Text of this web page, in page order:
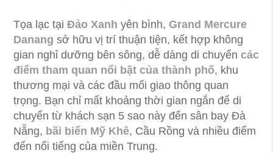
Tọa lạc tạiĐảo Xanh yên bình,Grand Mercure
Danang sở hữu vị trí thuận tiện, kết hợp không
gian nghỉ dưỡng bên sông, dễ dàng di chuyểncác
điểm tham quan nổi bật của thành phố, khu
thương mại và các đầu mối giao thông quan
trọng. Bạn chỉ mất khoảng thời gian ngắn để di
chuyển từ khách sạn 5 sao này đến sân bay Đà
Nẵng, bãi biển Mỹ Khê, Cầu Rồng và nhiều điểm
đến nổi tiếng của miền Trung.